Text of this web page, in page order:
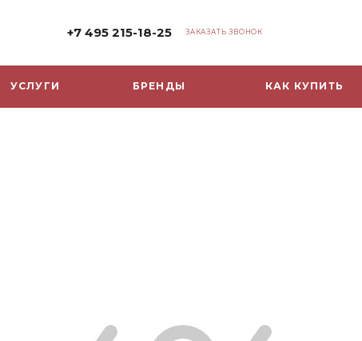
+7 495 215-18-25 ЗАКАЗАТЬ ЗВОНОК
УСЛУГИ БРЕНДЫ КАК КУПИТЬ